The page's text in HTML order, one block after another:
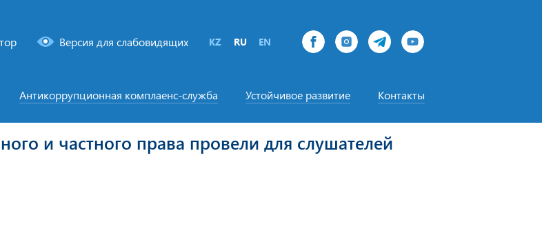
Версия для слабовидящих KZ RU EN
Антикоррупционная комплаенс-служба Устойчивое развитие Контакты
и частного права провели для слушателей